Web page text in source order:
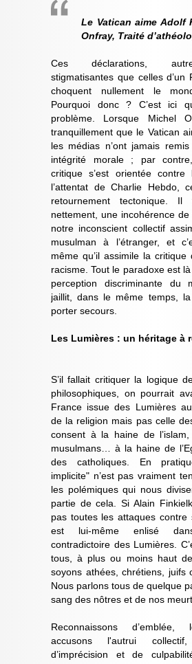
Le Vatican aime Adolf
Onfray, Traité
Ces déclarations,
stigmatisantes que celles d’un
choquent nullement le
Pourquoi donc ? C’est ici
problème. Lorsque Michel
tranquillement que le Vatican
les médias n’ont jamais
intégrité morale ; par
critique s’est orientée contre
l’attentat de Charlie Hebdo,
retournement tectonique.
nettement, une incohérence
notre inconscient collectif
musulman à l’étranger, et
même qu’il assimile la critique
racisme. Tout le paradoxe est
perception discriminante du
jaillit, dans le même temps,
porter secours.
Les Lumières : un héritage à
S’il fallait critiquer la logique
philosophiques, on pourrait
France issue des Lumières
de la religion mais pas celle
consent à la haine de
musulmans… à la haine de
des catholiques. En
implicite" n’est pas vraiment
les polémiques qui nous
partie de cela. Si Alain
pas toutes les attaques contre
est lui-même enlisé
contradictoire des Lumières.
tous, à plus ou moins haut
soyons athées, chrétiens, juifs
Nous parlons tous de quelque
sang des nôtres et de nos
Reconnaissons d’emblée,
accusons l'autrui
d’imprécision et de